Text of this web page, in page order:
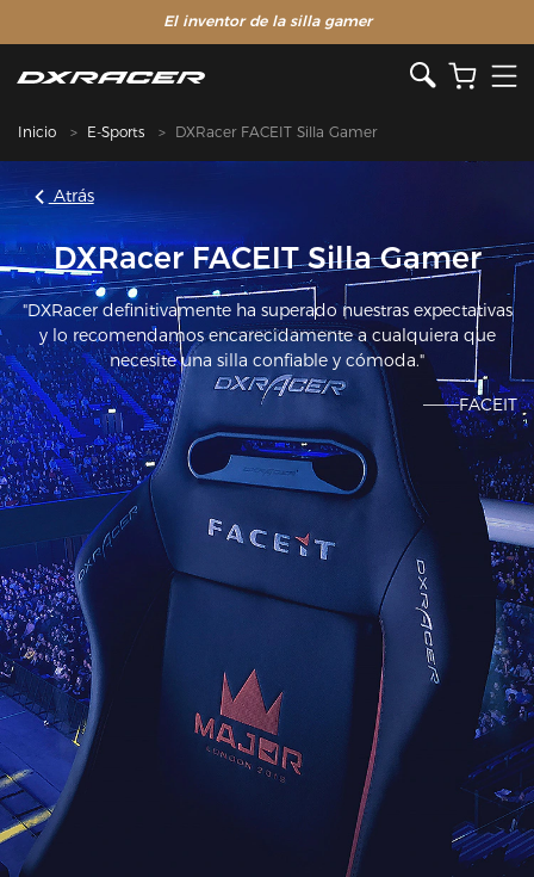
El inventor de la silla gamer
Inicio E-Sports DXRacer FACEIT Silla Gamer
Atrás
DXRacer FACEIT Silla Gamer
"DXRacer definitivamente ha superado nuestras expectativas
y lo recomendamos encarecidamente a cualquiera que
necesite una silla confiable y cómoda."
———FACEIT